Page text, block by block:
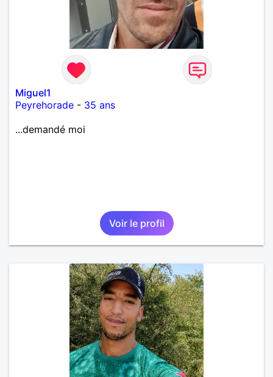
Miguel1
Peyrehorade - 35 ans
...demandé moi
Voir le profil